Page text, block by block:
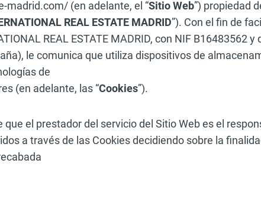
(en adelante, el “Sitio Web”) propiedad
REAL ESTATE MADRID”). Con el fin de
REAL ESTATE MADRID, con NIF B16483562
le comunica que utiliza dispositivos de
de
(en adelante, las “Cookies”).
el prestador del servicio del Sitio Web es el
a través de las Cookies decidiendo sobre la